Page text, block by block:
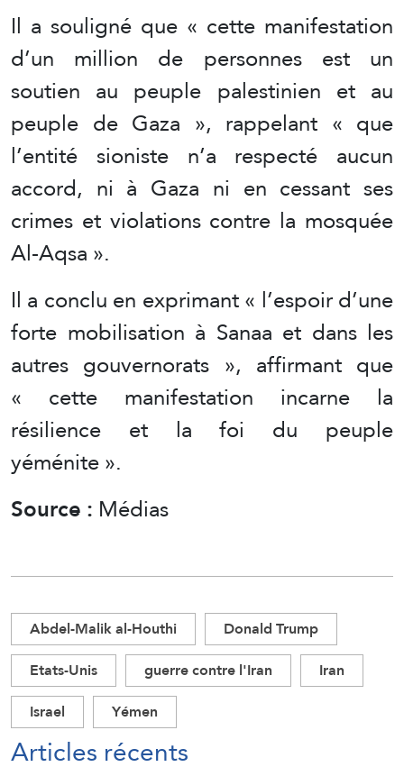
Il a souligné que « cette manifestation
d’un million de personnes est un
soutien au peuple palestinien et au
peuple de Gaza », rappelant « que
l’entité sioniste n’a respecté aucun
accord, ni à Gaza ni en cessant ses
crimes et violations contre la mosquée
Al-Aqsa ».
Il a conclu en exprimant « l’espoir d’une
forte mobilisation à Sanaa et dans les
autres gouvernorats », affirmant que
« cette manifestation incarne la
résilience et la foi du peuple
yéménite ».
Source : Médias
Abdel-Malik al-Houthi
Donald Trump
Etats-Unis
guerre contre l'Iran
Iran
Israel
Yémen
Articles récents